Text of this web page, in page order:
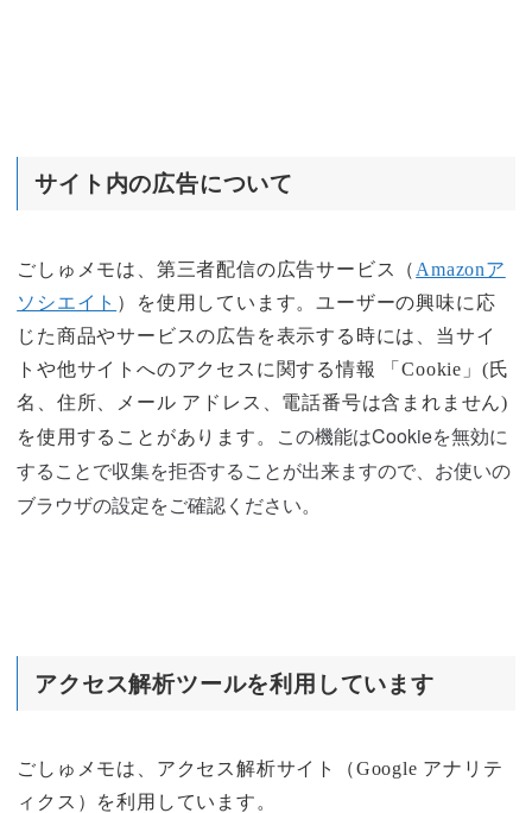
サイト内の広告について
ごしゅメモは、第三者配信の広告サービス（ Amazonア
ソシエイト ）を使用しています。ユーザーの興味に応
じた商品やサービスの広告を表示する時には、当サイ
トや他サイトへのアクセスに関する情報 「Cookie」(氏
名、住所、メール アドレス、電話番号は含まれません)
を使用することがあります。
この機能はCookieを無効に
することで収集を拒否することが出来ますので、お使いの
ブラウザの設定をご確認ください。
アクセス解析ツールを利用しています
ごしゅメモは、アクセス解析サイト（Google アナリテ
ィクス）を利用しています。